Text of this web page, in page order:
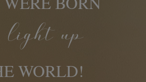
light up
WORLD!